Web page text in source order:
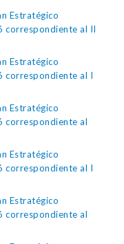
Estratégico
correspondiente al II
Estratégico
correspondiente al I
Estratégico
correspondiente al
Estratégico
correspondiente al I
Estratégico
correspondiente al